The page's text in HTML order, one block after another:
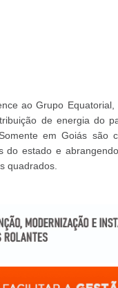
ao Grupo
de energia do
em Goiás são
do estado e
quadrados.